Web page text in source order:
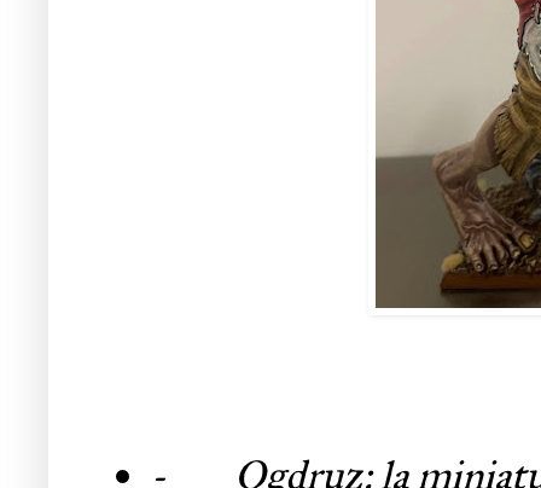
- Ogdruz:la